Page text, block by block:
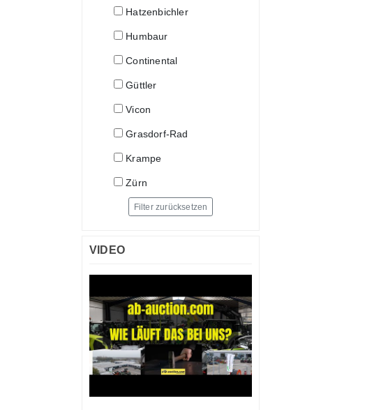
Hatzenbichler
Humbaur
Continental
Güttler
Vicon
Grasdorf-Rad
Krampe
Zürn
Filter zurücksetzen
VIDEO